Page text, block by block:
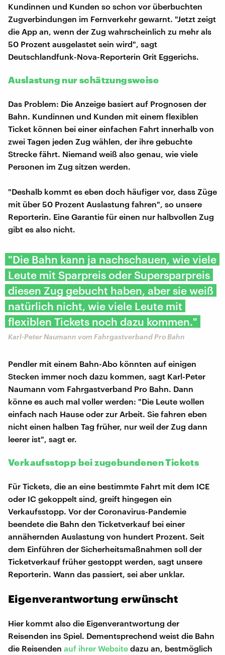
Kundinnen und Kunden so schon vor überbuchten
Zugverbindungen im Fernverkehr gewarnt. "Jetzt zeigt
die App an, wenn der Zug wahrscheinlich zu mehr als
50 Prozent ausgelastet sein wird", sagt
Deutschlandfunk-Nova-Reporterin Grit Eggerichs.
Auslastung nur schätzungsweise
Das Problem: Die Anzeige basiert auf Prognosen der
Bahn. Kundinnen und Kunden mit einem flexiblen
Ticket können bei einer einfachen Fahrt innerhalb von
zwei Tagen jeden Zug wählen, der ihre gebuchte
Strecke fährt. Niemand weiß also genau, wie viele
Personen im Zug sitzen werden.
"Deshalb kommt es eben doch häufiger vor, dass Züge
mit über 50 Prozent Auslastung fahren", so unsere
Reporterin. Eine Garantie für einen nur halbvollen Zug
gibt es also nicht.
"Die Bahn kann ja nachschauen, wie viele
Leute mit Sparpreis oder Supersparpreis
diesen Zug gebucht haben, aber sie weiß
natürlich nicht, wie viele Leute mit
flexiblen Tickets noch dazu kommen."
Karl-Peter Naumann vom Fahrgastverband Pro Bahn
Pendler mit einem Bahn-Abo könnten auf einigen
Stecken immer noch dazu kommen, sagt Karl-Peter
Naumann vom Fahrgastverband Pro Bahn. Dann
könne es auch mal voller werden: "Die Leute wollen
einfach nach Hause oder zur Arbeit. Sie fahren eben
nicht einen halben Tag früher, nur weil der Zug dann
leerer ist", sagt er.
Verkaufsstopp bei zugebundenen Tickets
Für Tickets, die an eine bestimmte Fahrt mit dem ICE
oder IC gekoppelt sind, greift hingegen ein
Verkaufsstopp. Vor der Coronavirus-Pandemie
beendete die Bahn den Ticketverkauf bei einer
annähernden Auslastung von hundert Prozent. Seit
dem Einführen der Sicherheitsmaßnahmen soll der
Ticketverkauf früher gestoppt werden, sagt unsere
Reporterin. Wann das passiert, sei aber unklar.
Eigenverantwortung erwünscht
Hier kommt also die Eigenverantwortung der
Reisenden ins Spiel. Dementsprechend weist die Bahn
die Reisenden auf ihrer Website dazu an, bestmöglich